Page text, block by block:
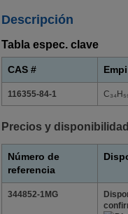
Descripción
Tabla espec. clave
CAS #
116355-84-1
Precios y
Número de
referencia
344852-1MG